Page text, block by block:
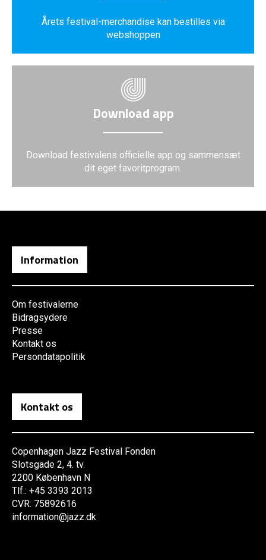
Årets festival-merchandise kan bestilles via
webshoppen
Download app
Download festivalens officielle app og sammensæt
dit eget favoritprogram.
Information
Om festivalerne
Bidragsydere
Presse
Kontakt os
Persondatapolitik
Kontakt os
Copenhagen Jazz Festival Fonden
Slotsgade 2, 4. tv.
2200 København N
Tlf.: +45 3393 2013
CVR: 75892616
information@jazz.dk